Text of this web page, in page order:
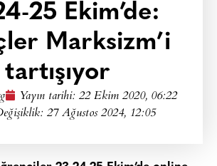
25 Ekim’de:
Marksizm’i
tartışıyor
Yayın tarihi: 22 Ekim 2020, 06:22
27 Ağustos 2024, 12:05